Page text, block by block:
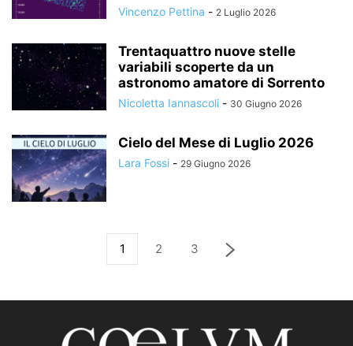
Vincenzo Pettina - 2 Luglio 2026
Trentaquattro nuove stelle
variabili scoperte da un
astronomo amatore di Sorrento
Nicoletta Iannascoli - 30 Giugno 2026
Cielo del Mese di Luglio 2026
Lara Fossi - 29 Giugno 2026
1 2 3